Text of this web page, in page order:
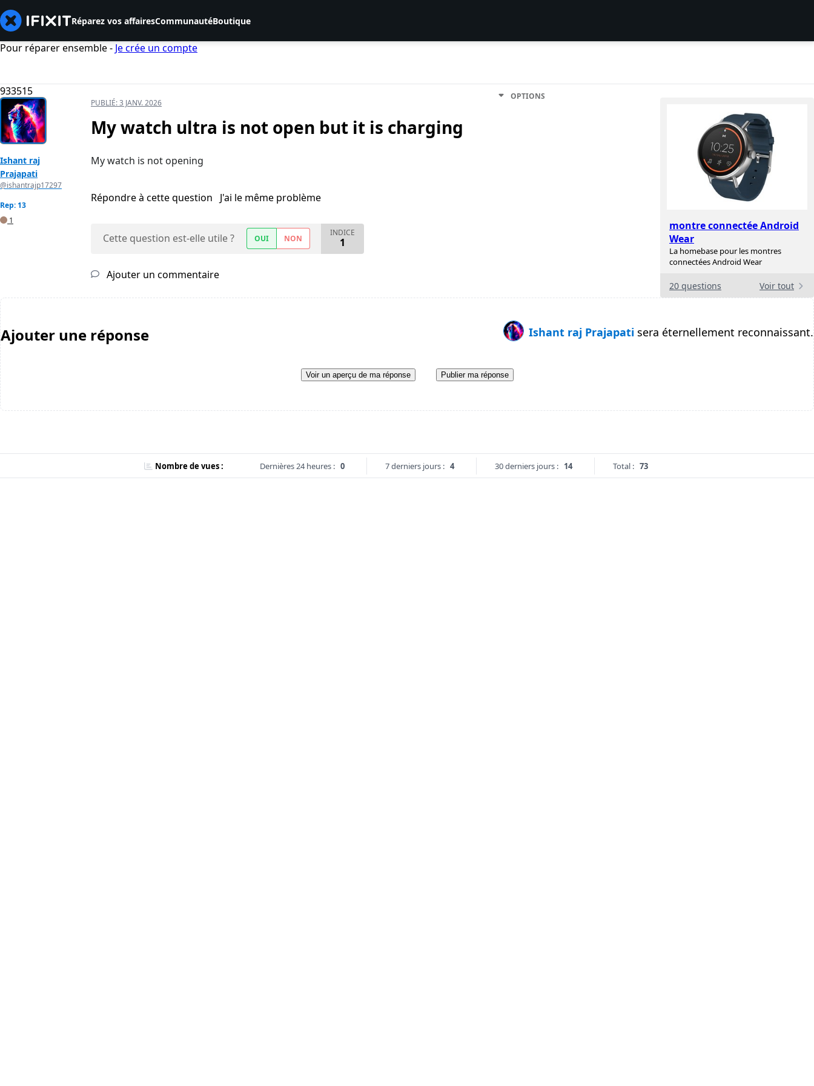
Réparez vos affairesCommunautéBoutique
Pour réparer ensemble - Je crée un compte
933515
montre connectée Android
Wear
La homebase pour les montres
connectées Android Wear
20 questions Voir tout
Ishant raj
Prajapati
@ishantrajp17297
Rep: 13
1
PUBLIÉ:3 JANV. 2026
OPTIONS
My watch ultra is not open but it is charging
My watch is not opening
Répondre à cette question J'ai le même problème
Cette question est-elle utile ? OUI NON
INDICE
1
Ajouter un commentaire
Ajouter une réponse Ishant raj Prajapati sera éternellement reconnaissant.
Voir un aperçu de ma réponse Publier ma réponse
Nombre de vues : Dernières 24 heures : 0 7 derniers jours : 4 30 derniers jours : 14 Total : 73